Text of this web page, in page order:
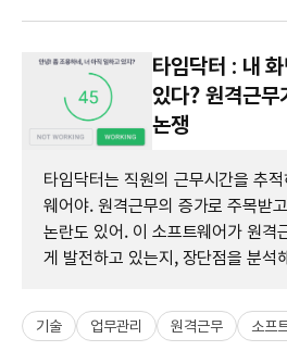
타임닥터 : 내
있다? 원격근무
논쟁
타임닥터는 직원의 근무시간을 추
웨어야. 원격근무의 증가로 주목받
논란도 있어. 이 소프트웨어가 원격
게 발전하고 있는지, 장단점을 분석
기술 업무관리 원격근무 소프